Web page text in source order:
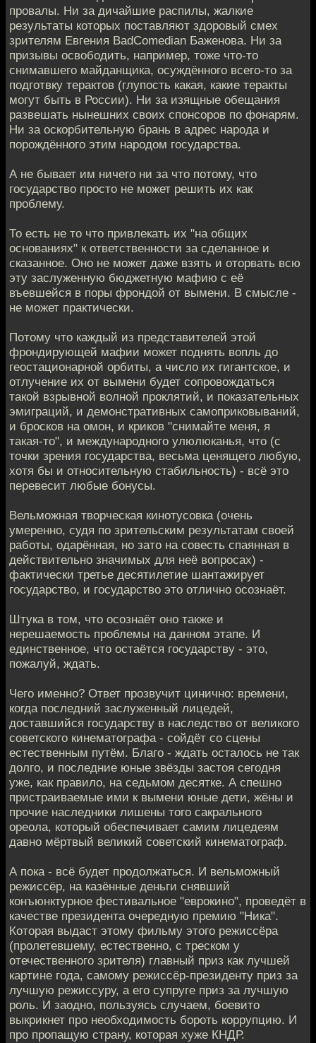
провалы. Ни за дичайшие распилы, жалкие
результаты которых поставляют здоровый смех
зрителям Евгения BadComedian Баженова. Ни за
призывы освободить, например, тоже что-то
снимавшего майданщика, осуждённого всего-то за
подготвку терактов (глупость какая, какие теракты
могут быть в России). Ни за изящные обещания
развешать нынешних своих спонсоров по фонарям.
Ни за оскорбительную брань в адрес народа и
порождённого этим народом государства.
А не бывает им ничего ни за что потому, что
государство просто не может решить их как
проблему.
То есть не то что привлекать их "на общих
основаниях" к ответственности за сделанное и
сказанное. Оно не может даже взять и оторвать всю
эту заслуженную бюджетную мафию с её
въевшейся в поры фрондой от вымени. В смысле -
не может практически.
Потому что каждый из представителей этой
фрондирующей мафии может поднять вопль до
геостационарной орбиты, а число их гигантское, и
отлучение их от вымени будет сопровождаться
такой взрывной волной проклятий, и показательных
эмиграций, и демонстративных самоприковываний,
и бросков на омон, и криков "снимайте меня, я
такая-то", и международного улюлюканья, что (с
точки зрения государства, весьма ценящего любую,
хотя бы и относительную стабильность) - всё это
перевесит любые бонусы.
Вельможная творческая кинотусовка (очень
умеренно, судя по зрительским результатам своей
работы, одарённая, но зато на совесть спаянная в
действительно значимых для неё вопросах) -
фактически третье десятилетие шантажирует
государство, и государство это отлично осознаёт.
Штука в том, что осознаёт оно также и
нерешаемость проблемы на данном этапе. И
единственное, что остаётся государству - это,
пожалуй, ждать.
Чего именно? Ответ прозвучит цинично: времени,
когда последний заслуженный лицедей,
доставшийся государству в наследство от великого
советского кинематографа - сойдёт со сцены
естественным путём. Благо - ждать осталось не так
долго, и последние юные звёзды застоя сегодня
уже, как правило, на седьмом десятке. А спешно
пристраиваемые ими к вымени юные дети, жёны и
прочие наследники лишены того сакрального
ореола, который обеспечивает самим лицедеям
давно мёртвый великий советский кинематограф.
А пока - всё будет продолжаться. И вельможный
режиссёр, на казённые деньги снявший
конъюнктурное фестивальное "еврокино", проведёт в
качестве президента очередную премию "Ника".
Которая выдаст этому фильму этого режиссёра
(пролетевшему, естественно, с треском у
отечественного зрителя) главный приз как лучшей
картине года, самому режиссёр-президенту приз за
лучшую режиссуру, а его супруге приз за лучшую
роль. И заодно, пользуясь случаем, боевито
выкрикнет про необходимость бороть коррупцию. И
про пропащую страну, которая хуже КНДР.